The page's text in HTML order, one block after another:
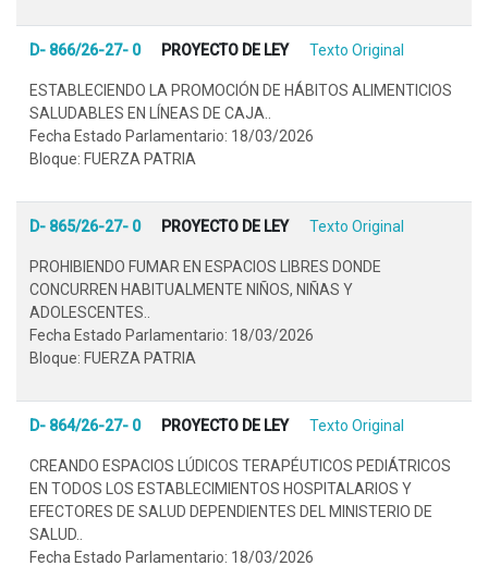
D- 866/26-27- 0 PROYECTO DE LEY Texto Original
ESTABLECIENDO LA PROMOCIÓN DE HÁBITOS ALIMENTICIOS
SALUDABLES EN LÍNEAS DE CAJA..
Fecha Estado Parlamentario: 18/03/2026
Bloque: FUERZA PATRIA
D- 865/26-27- 0 PROYECTO DE LEY Texto Original
PROHIBIENDO FUMAR EN ESPACIOS LIBRES DONDE
CONCURREN HABITUALMENTE NIÑOS, NIÑAS Y
ADOLESCENTES..
Fecha Estado Parlamentario: 18/03/2026
Bloque: FUERZA PATRIA
D- 864/26-27- 0 PROYECTO DE LEY Texto Original
CREANDO ESPACIOS LÚDICOS TERAPÉUTICOS PEDIÁTRICOS
EN TODOS LOS ESTABLECIMIENTOS HOSPITALARIOS Y
EFECTORES DE SALUD DEPENDIENTES DEL MINISTERIO DE
SALUD..
Fecha Estado Parlamentario: 18/03/2026